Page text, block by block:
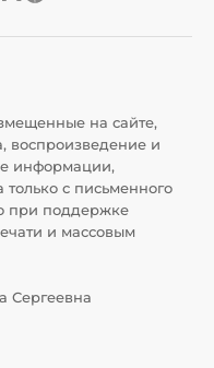
на сайте,
воспроизведение и
информации,
с письменного
при поддержке
и массовым
Сергеевна